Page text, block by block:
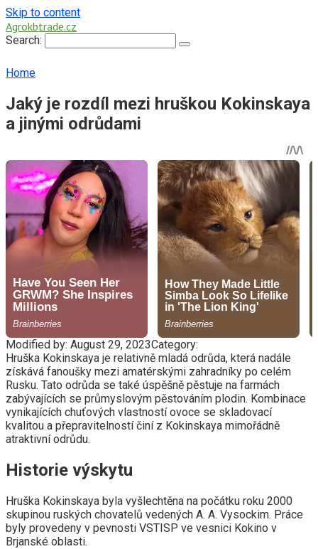
Skip to content
Agrokbtrade.cz
Search:
Home
Jaký je rozdíl mezi hruškou Kokinskaya
a jinými odrůdami
Modified by: August 29, 2023Category:
Hruška Kokinskaya je relativně mladá odrůda, která nadále
získává fanoušky mezi amatérskými zahradníky po celém
Rusku. Tato odrůda se také úspěšně pěstuje na farmách
zabývajících se průmyslovým pěstováním plodin. Kombinace
vynikajících chuťových vlastností ovoce se skladovací
kvalitou a přepravitelností činí z Kokinskaya mimořádně
atraktivní odrůdu.
Historie výskytu
Hruška Kokinskaya byla vyšlechtěna na počátku roku 2000
skupinou ruských chovatelů vedených A. A. Vysockim. Práce
byly provedeny v pevnosti VSTISP ve vesnici Kokino v
Brjanské oblasti.